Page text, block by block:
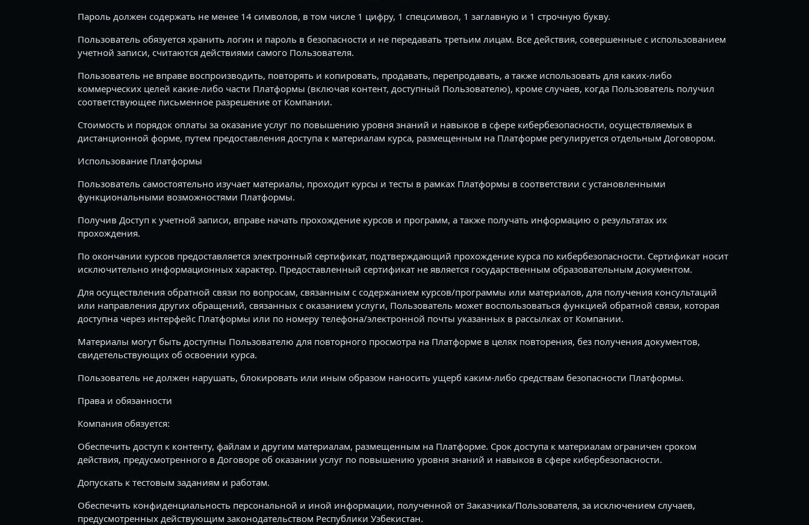
Пароль должен содержать не менее 14 символов, в том числе 1 цифру, 1 спецсимвол, 1 заглавную и 1 строчную букву.
Пользователь обязуется хранить логин и пароль в безопасности и не передавать третьим лицам. Все действия, совершенные с использованием
учетной записи, считаются действиями самого Пользователя.
Пользователь не вправе воспроизводить, повторять и копировать, продавать, перепродавать, а также использовать для каких-либо
коммерческих целей какие-либо части Платформы (включая контент, доступный Пользователю), кроме случаев, когда Пользователь получил
соответствующее письменное разрешение от Компании.
Стоимость и порядок оплаты за оказание услуг по повышению уровня знаний и навыков в сфере кибербезопасности, осуществляемых в
дистанционной форме, путем предоставления доступа к материалам курса, размещенным на Платформе регулируется отдельным Договором.
Использование Платформы
Пользователь самостоятельно изучает материалы, проходит курсы и тесты в рамках Платформы в соответствии с установленными
функциональными возможностями Платформы.
Получив Доступ к учетной записи, вправе начать прохождение курсов и программ, а также получать информацию о результатах их
прохождения.
По окончании курсов предоставляется электронный сертификат, подтверждающий прохождение курса по кибербезопасности. Сертификат носит
исключительно информационных характер. Предоставленный сертификат не является государственным образовательным документом.
Для осуществления обратной связи по вопросам, связанным с содержанием курсов/программы или материалов, для получения консультаций
или направления других обращений, связанных с оказанием услуги, Пользователь может воспользоваться функцией обратной связи, которая
доступна через интерфейс Платформы или по номеру телефона/электронной почты указанных в рассылках от Компании.
Материалы могут быть доступны Пользователю для повторного просмотра на Платформе в целях повторения, без получения документов,
свидетельствующих об освоении курса.
Пользователь не должен нарушать, блокировать или иным образом наносить ущерб каким-либо средствам безопасности Платформы.
Права и обязанности
Компания обязуется:
Обеспечить доступ к контенту, файлам и другим материалам, размещенным на Платформе. Срок доступа к материалам ограничен сроком
действия, предусмотренного в Договоре об оказании услуг по повышению уровня знаний и навыков в сфере кибербезопасности.
Допускать к тестовым заданиям и работам.
Обеспечить конфиденциальность персональной и иной информации, полученной от Заказчика/Пользователя, за исключением случаев,
предусмотренных действующим законодательством Республики Узбекистан.